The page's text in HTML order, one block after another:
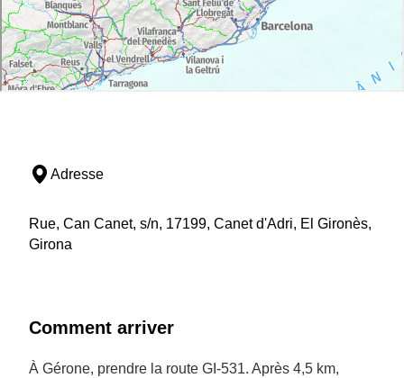
Adresse
Rue, Can Canet, s/n, 17199, Canet d'Adri, El Gironès,
Girona
Comment arriver
À Gérone, prendre la route GI-531. Après 4,5 km,